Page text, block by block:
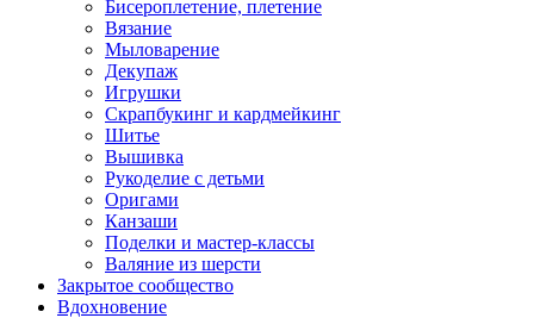
Бисероплетение, плетение
Вязание
Мыловарение
Декупаж
Игрушки
Скрапбукинг и кардмейкинг
Шитье
Вышивка
Рукоделие с детьми
Оригами
Канзаши
Поделки и мастер-классы
Валяние из шерсти
Закрытое сообщество
Вдохновение